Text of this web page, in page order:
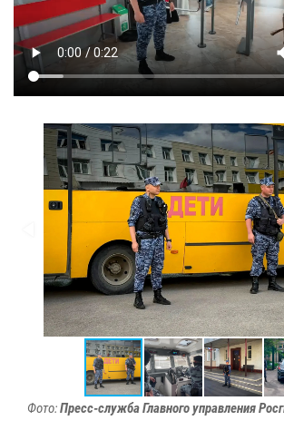
Фото:Пресс-служба Главного управления